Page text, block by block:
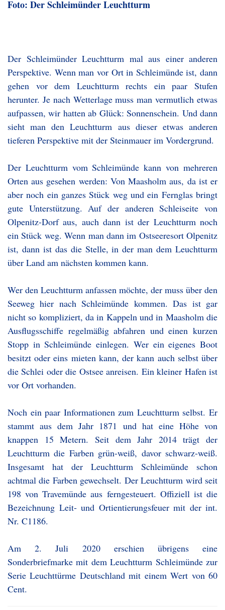
Foto: Der Schleimünder Leuchtturm
Der Schleimünder Leuchtturm mal aus einer anderen
Perspektive. Wenn man vor Ort in Schleimünde ist, dann
gehen vor dem Leuchtturm rechts ein paar Stufen
herunter. Je nach Wetterlage muss man vermutlich etwas
aufpassen, wir hatten ab Glück: Sonnenschein. Und dann
sieht man den Leuchtturm aus dieser etwas anderen
tieferen Perspektive mit der Steinmauer im Vordergrund.
Der Leuchtturm vom Schleimünde kann von mehreren
Orten aus gesehen werden: Von Maasholm aus, da ist er
aber noch ein ganzes Stück weg und ein Fernglas bringt
gute Unterstützung. Auf der anderen Schleiseite von
Olpenitz-Dorf aus, auch dann ist der Leuchtturm noch
ein Stück weg. Wenn man dann im Ostseeresort Olpenitz
ist, dann ist das die Stelle, in der man dem Leuchtturm
über Land am nächsten kommen kann.
Wer den Leuchtturm anfassen möchte, der muss über den
Seeweg hier nach Schleimünde kommen. Das ist gar
nicht so kompliziert, da in Kappeln und in Maasholm die
Ausflugsschiffe regelmäßig abfahren und einen kurzen
Stopp in Schleimünde einlegen. Wer ein eigenes Boot
besitzt oder eins mieten kann, der kann auch selbst über
die Schlei oder die Ostsee anreisen. Ein kleiner Hafen ist
vor Ort vorhanden.
Noch ein paar Informationen zum Leuchtturm selbst. Er
stammt aus dem Jahr 1871 und hat eine Höhe von
knappen 15 Metern. Seit dem Jahr 2014 trägt der
Leuchtturm die Farben grün-weiß, davor schwarz-weiß.
Insgesamt hat der Leuchtturm Schleimünde schon
achtmal die Farben gewechselt. Der Leuchtturm wird seit
198 von Travemünde aus ferngesteuert. Offiziell ist die
Bezeichnung Leit- und Ortientierungsfeuer mit der int.
Nr. C1186.
Am 2. Juli 2020 erschien übrigens eine
Sonderbriefmarke mit dem Leuchtturm Schleimünde zur
Serie Leuchttürme Deutschland mit einem Wert von 60
Cent.